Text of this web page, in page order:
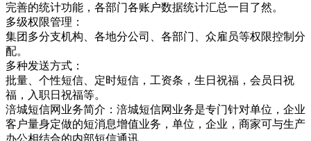
完善的统计功能，各部门各账户数据统计汇总一目了然。
多级权限管理：
集团多分支机构、各地分公司、各部门、众雇员等权限控制分
配。
多种发送方式：
批量、个性短信、定时短信，工资条，生日祝福，会员日祝
福，入职日祝福等。
涪城短信网业务简介：涪城短信网业务是专门针对单位，企业
客户量身定做的短消息增值业务，单位，企业，商家可与生产
办公相结合的内部短信通讯，